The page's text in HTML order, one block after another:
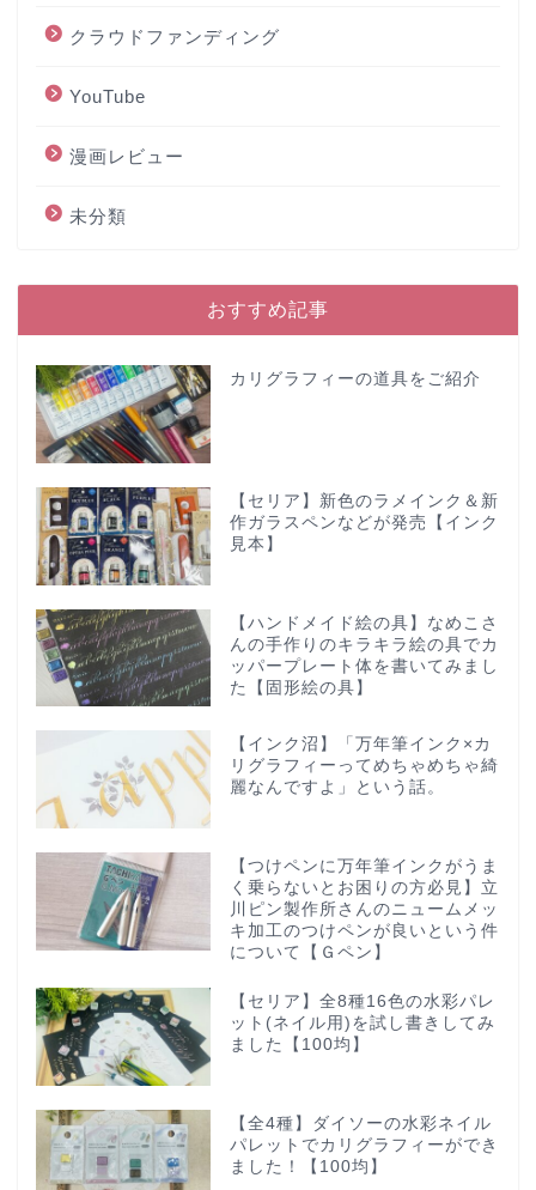
クラウドファンディング
YouTube
漫画レビュー
未分類
おすすめ記事
カリグラフィーの道具をご紹介
【セリア】新色のラメインク＆新
作ガラスペンなどが発売【インク
見本】
【ハンドメイド絵の具】なめこさ
んの手作りのキラキラ絵の具でカ
ッパープレート体を書いてみまし
た【固形絵の具】
【インク沼】「万年筆インク×カ
リグラフィーってめちゃめちゃ綺
麗なんですよ」という話。
【つけペンに万年筆インクがうま
く乗らないとお困りの方必見】立
川ピン製作所さんのニュームメッ
キ加工のつけペンが良いという件
について【Ｇペン】
【セリア】全8種16色の水彩パレ
ット(ネイル用)を試し書きしてみ
ました【100均】
【全4種】ダイソーの水彩ネイル
パレットでカリグラフィーができ
ました！【100均】